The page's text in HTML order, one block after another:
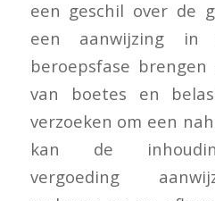
een geschil over de
een aanwijzing in
beroepsfase
van boetes en
verzoeken om een
kan de
vergoeding